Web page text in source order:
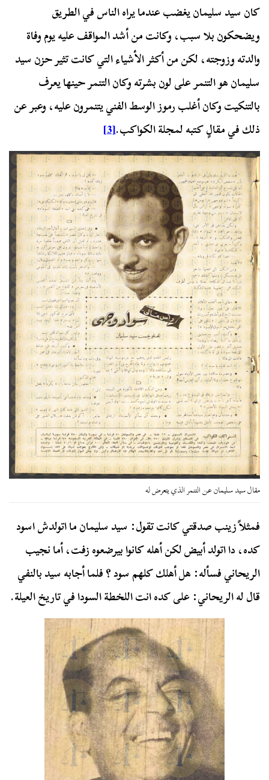
كان سيد سليمان يغضب عندما يراه الناس في الطريق
ويضحكون بلا سبب، وكانت من أشد المواقف عليه يوم وفاة
والدته وزوجته، لكن من أكثر الأشياء التي كانت تثير حزن سيد
سليمان هو التنمر على لون بشرته وكان التنمر حينها يعرف
بالتنكيت وكان أغلب رموز الوسط الفني يتنمرون عليه، وعبر عن
ذلك في مقالٍ كتبه لمجلة الكواكب.[3]
مقال سيد سليمان عن التنمر الذي يتعرض له
فمثلاً زينب صدقتي كانت تقول: سيد سليمان ما اتولدش اسود
كده، دا اتولد أبيض لكن أهله كانوا بيرضعوه زفت، أما نجيب
الريحاني فسأله: هل أهلك كلهم سود ؟ فلما أجابه سيد بالنفي
قال له الريحاني: على كده انت اللخطة السودا في تاريخ العيلة.